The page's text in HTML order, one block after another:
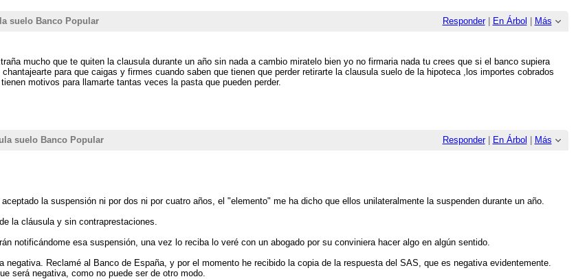
Responder| En Árbol Más
suelo Banco Popular
mucho que te quiten la clausula durante un año sin nada a cambio miratelo bien yo no firmaria nada tu crees que si el banco supiera
para que caigas y firmes cuando saben que tienen que perder retirarte la clausula suelo de la hipoteca ,los importes cobrados
motivos para llamarte tantas veces la pasta que pueden perder.
Responder| En Árbol Más
suelo Banco Popular
la suspensión ni por dos ni por cuatro años, el "elemento" me ha dicho que ellos unilateralmente la suspenden durante un año.
la cláusula y sin contraprestaciones.
notificándome esa suspensión, una vez lo reciba lo veré con un abogado por su conviniera hacer algo en algún sentido.
Reclamé al Banco de España, y por el momento he recibido la copia de la respuesta del SAS, que es negativa evidentemente.
será negativa, como no puede ser de otro modo.